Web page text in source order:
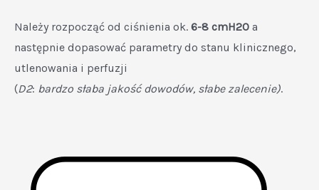
Należy rozpocząć od ciśnienia ok. 6-8 cmH2O a
następnie dopasować parametry do stanu klinicznego,
utlenowania i perfuzji
(D2: bardzo słaba jakość dowodów, słabe zalecenie).